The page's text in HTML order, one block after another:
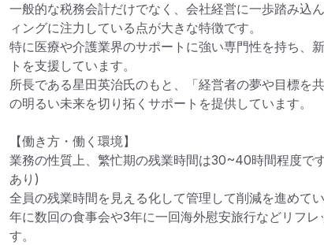
一般的な税務会計だけでなく、会社経営に一歩踏み込
ィングに注力している点が大きな特徴です。
特に医療や介護業界のサポートに強い専門性を持ち、
トを支援しています。
所長である星田英治氏のもと、「経営者の夢や目標を
の明るい未来を切り拓くサポートを提供しています。
【働き方・働く環境】
業務の性質上、繁忙期の残業時間は30~40時間程度で
あり)
全員の残業時間を見える化して管理して削減を進めてい
年に数回の食事会や3年に一回海外慰安旅行などリフ
す。